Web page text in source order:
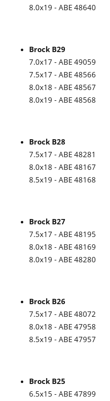
8.0x19 - ABE 48640
Brock B29
7.0x17 - ABE 49059
7.5x17 - ABE 48566
8.0x18 - ABE 48567
8.0x19 - ABE 48568
Brock B28
7.5x17 - ABE 48281
8.0x18 - ABE 48167
8.5x19 - ABE 48168
Brock B27
7.5x17 - ABE 48195
8.0x18 - ABE 48169
8.0x19 - ABE 48280
Brock B26
7.5x17 - ABE 48072
8.0x18 - ABE 47958
8.5x19 - ABE 47957
Brock B25
6.5x15 - ABE 47899